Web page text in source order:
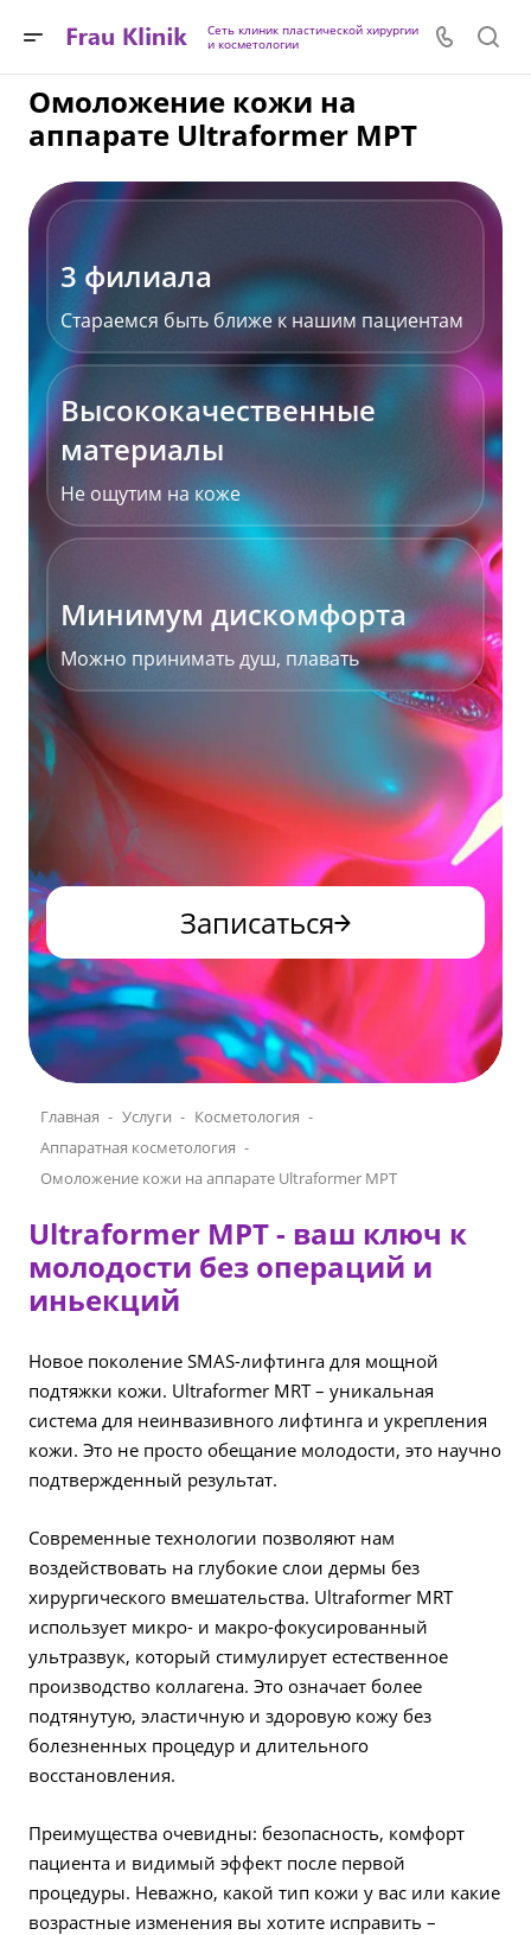
Сеть клиник пластической хирургии
и косметологии
Омоложение кожи на
аппарате Ultraformer MPT
3 филиала
Стараемся быть ближе к нашим пациентам
Высококачественные
материалы
Не ощутим на коже
Минимум дискомфорта
Можно принимать душ, плавать
Записаться
Главная Услуги
Косметология
Аппаратная косметология
Омоложение кожи на аппарате Ultraformer MPT
Ultraformer MPT - ваш ключ к
молодости без операций и
иньекций
Новое поколение SMAS-лифтинга для мощной
подтяжки кожи. Ultraformer MRT – уникальная
система для неинвазивного лифтинга и укрепления
кожи. Это не просто обещание молодости, это научно
подтвержденный результат.
Современные технологии позволяют нам
воздействовать на глубокие слои дермы без
хирургического вмешательства. Ultraformer MRT
использует микро- и макро-фокусированный
ультразвук, который стимулирует естественное
производство коллагена. Это означает более
подтянутую, эластичную и здоровую кожу без
болезненных процедур и длительного
восстановления.
Преимущества очевидны: безопасность, комфорт
пациента и видимый эффект после первой
процедуры. Неважно, какой тип кожи у вас или какие
возрастные изменения вы хотите исправить –